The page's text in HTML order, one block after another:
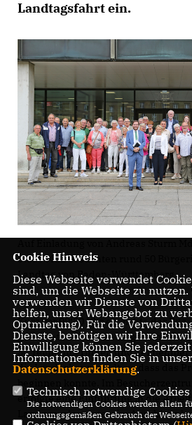
Landtagsfahrt ein.
Staab MdL besuchten rund 50
Landtag von Baden-Württemberg.
Kurz vor 09:30 Uhr erreichte der Bus,
gestartet war und an insgesamt vier
50 Teilnehmerinnen und
die Landeshauptstadt, so dass das
beginnen konnte. Im
erfolgte eine Einführung in die Arbeit
Landesparlamentes, im Anschluss
Cookie Hinweis
Diese Webseite verwendet
sind, um die Webseite zu
verwenden wir Dienste von
helfen, unser Webangebot zu
Optmierung). Für die
Dienste, benötigen wir Ihre
Einwilligung können Sie
Informationen finden Sie in
Datenschutzerklärung.
Technisch notwendige Cookies
Die notwendigen Cookies werden allein
ordnungsgemäßen Gebrauch der